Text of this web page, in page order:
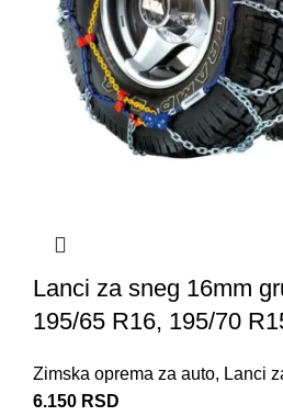
Lanci za sneg 16mm
195/65 R16, 195/70
Zimska oprema za auto, Lanci
6.150 RSD